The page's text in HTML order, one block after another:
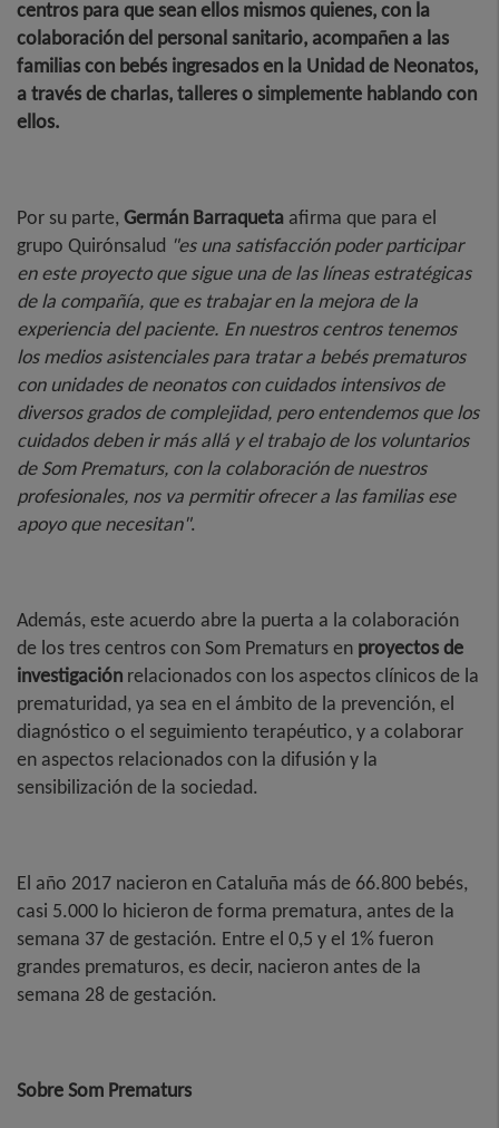
centros para que sean ellos mismos quienes, con la
colaboración del personal sanitario, acompañen a las
familias con bebés ingresados en la Unidad de Neonatos,
a través de charlas, talleres o simplemente hablando con
ellos.
Por su parte,Germán Barraqueta afirma que para el
grupo Quirónsalud "es una satisfacción poder participar
en este proyecto que sigue una de las líneas estratégicas
de la compañía, que es trabajar en la mejora de la
experiencia del paciente. En nuestros centros tenemos
los medios asistenciales para tratar a bebés prematuros
con unidades de neonatos con cuidados intensivos de
diversos grados de complejidad, pero entendemos que los
cuidados deben ir más allá y el trabajo de los voluntarios
de Som Prematurs, con la colaboración de nuestros
profesionales, nos va permitir ofrecer a las familias ese
apoyo que necesitan".
Además, este acuerdo abre la puerta a la colaboración
de los tres centros con Som Prematurs en proyectos de
investigación relacionados con los aspectos clínicos de la
prematuridad, ya sea en el ámbito de la prevención, el
diagnóstico o el seguimiento terapéutico, y a colaborar
en aspectos relacionados con la difusión y la
sensibilización de la sociedad.
El año 2017 nacieron en Cataluña más de 66.800 bebés,
casi 5.000 lo hicieron de forma prematura, antes de la
semana 37 de gestación. Entre el 0,5 y el 1% fueron
grandes prematuros, es decir, nacieron antes de la
semana 28 de gestación.
Sobre Som Prematurs